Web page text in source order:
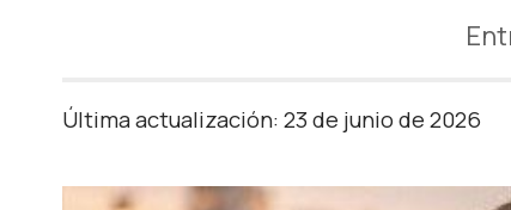
Última actualización: 23 de junio de 2026